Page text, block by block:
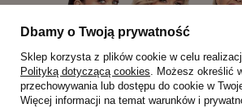
Dbamy o Twoją prywatność
Sklep korzysta z plików cookie w celu
Polityką dotyczącą cookies. Możesz określić
przechowywania lub dostępu do cookie w
Więcej informacji na temat warunków i